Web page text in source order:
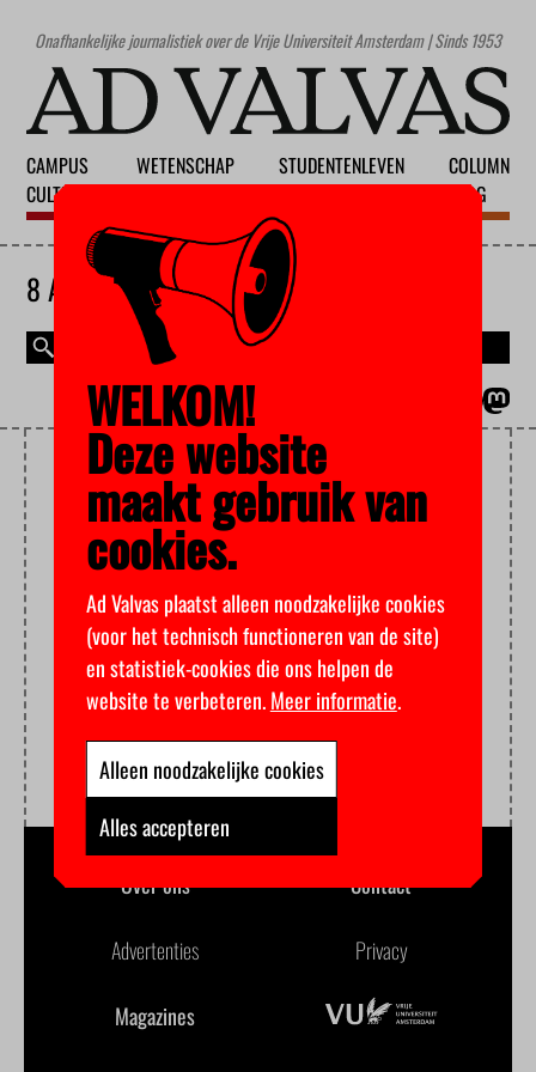
Onafhankelijke journalistiek over de Vrije Universiteit Amsterdam | Sinds 1953
CAMPUS
CULTUUR
WETENSCHAP
STUDENTENLEVEN
COLUMN
BLOG
8 AUGUSTUS 2026
AMSTERDAM FACULTY OF
SCIENCE
Over ons Contact
Advertenties Privacy
Magazines
WELKOM!
Deze website
maakt gebruik van
cookies.
Ad Valvas plaatst alleen noodzakelijke cookies
(voor het technisch functioneren van de site)
en statistiek-cookies die ons helpen de
website te verbeteren.Meer informatie.
Alleen noodzakelijke cookies
Alles accepteren